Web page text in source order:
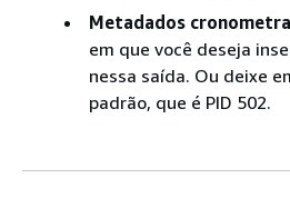
Metadados
em que você deseja
nessa saída. Ou deixe
padrão, que é PID 502.